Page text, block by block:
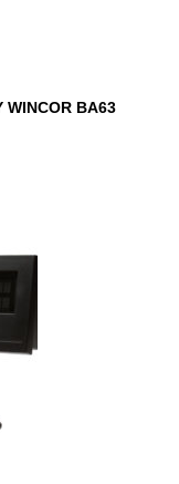
WINCOR BA63